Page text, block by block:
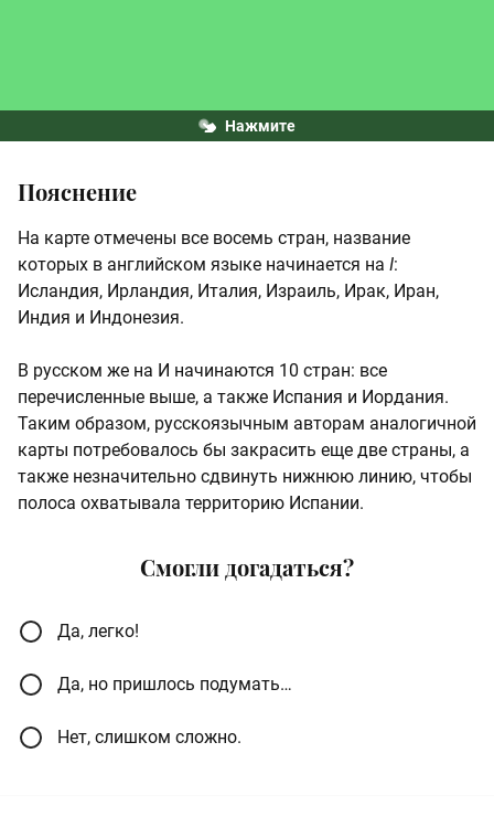
Нажмите
Пояснение
На карте отмечены все восемь стран, название
которых в английском языке начинается на I:
Исландия, Ирландия, Италия, Израиль, Ирак, Иран,
Индия и Индонезия.
В русском же на И начинаются 10 стран: все
перечисленные выше, а также Испания и Иордания.
Таким образом, русскоязычным авторам аналогичной
карты потребовалось бы закрасить еще две страны, а
также незначительно сдвинуть нижнюю линию, чтобы
полоса охватывала территорию Испании.
Смогли догадаться?
Да, легко!
Да, но пришлось подумать…
Нет, слишком сложно.